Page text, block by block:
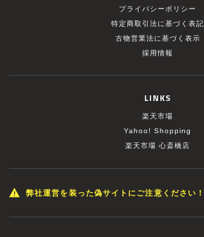
プライバシーポリシー
特定商取引法に基づく表記
古物営業法に基づく表示
採用情報
LINKS
楽天市場
Yahoo! Shopping
楽天市場 心斎橋店
弊社運営を装った偽サイトにご注意ください！